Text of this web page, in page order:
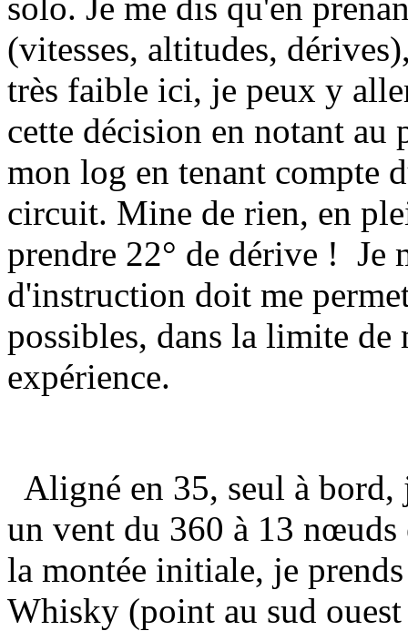
(vitesses, altitudes,
très faible ici, je peux y
cette décision en notant au
mon log en tenant compte
circuit. Mine de rien, en
prendre 22° de dérive ! Je
d'instruction doit me
possibles, dans la limite de
expérience.
Aligné en 35, seul à bord,
un vent du 360 à 13 nœuds
la montée initiale, je
Whisky (point au sud